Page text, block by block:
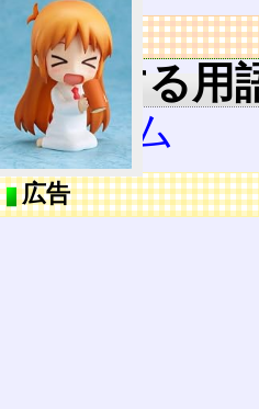
リンク
関連する用
ゲーム
広告